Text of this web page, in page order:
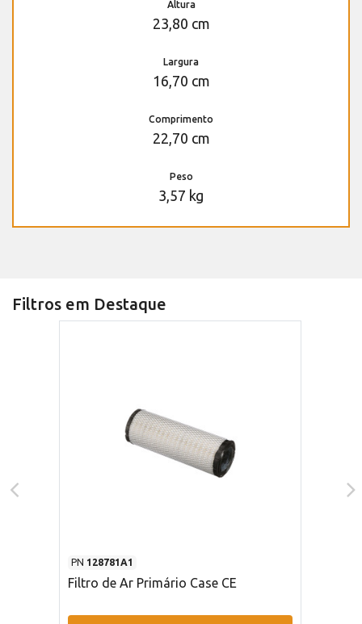
Altura
23,80 cm
Largura
16,70 cm
Comprimento
22,70 cm
Peso
3,57 kg
Filtros em Destaque
PN 128781A1
Filtro de Ar Primário Case CE